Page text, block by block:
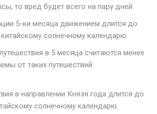
то вред будет всего на пару дней.
5-ки месяца движением длится до
солнечному календарю.
в 5 месяца считаются менее
от таких путешествий
в направлении Князя года длится до
солнечному календарю.